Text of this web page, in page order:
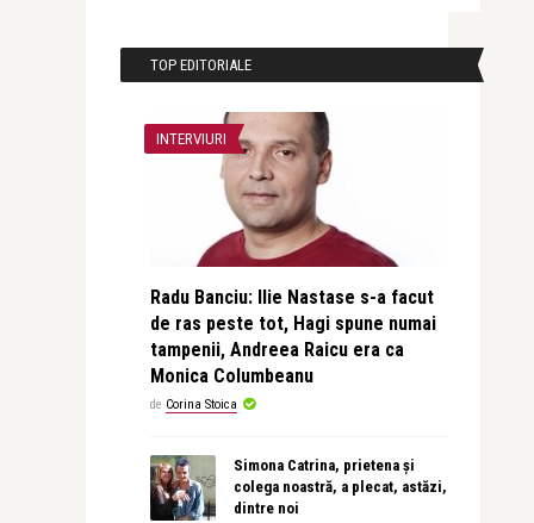
TOP EDITORIALE
INTERVIURI
Radu Banciu: Ilie Nastase s-a facut
de ras peste tot, Hagi spune numai
tampenii, Andreea Raicu era ca
Monica Columbeanu
de Corina Stoica
Simona Catrina, prietena și
colega noastră, a plecat, astăzi,
dintre noi